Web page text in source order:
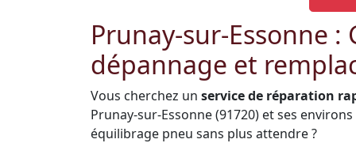
Prunay-sur-Essonne
dépannage et
Vous cherchez un service de réparation
Prunay-sur-Essonne (91720) et ses
équilibrage pneu sans plus attendre ?